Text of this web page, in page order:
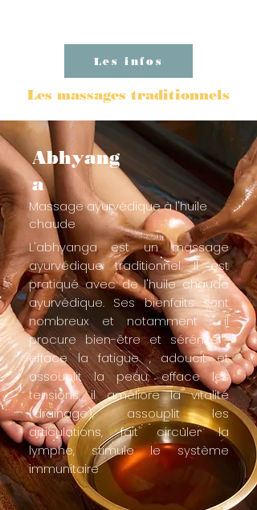
Les infos
Les massages traditionnels
Abhyang
a
Massage ayurvédique à l'huile
chaude
​L'abhyanga est un massage
ayurvédique traditionnel. Il est
pratiqué avec de l'huile chaude
ayurvédique. Ses bienfaits sont
nombreux et notamment :​ il
procure bien-être et sérénité ,
efface la fatigue , adoucit et
assouplit la peau, efface les
tensions, il améliore la vitalité
(drainage), assouplit les
articulations, fait circuler la
lymphe, stimule le système
immunitaire​